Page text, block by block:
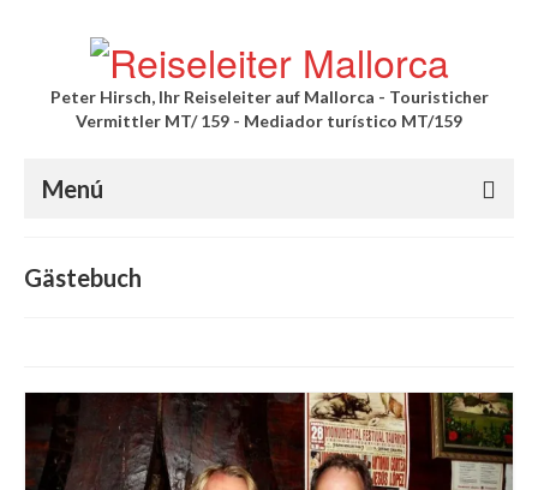
Peter Hirsch, Ihr Reiseleiter auf Mallorca - Touristicher
Vermittler MT/ 159 - Mediador turístico MT/159
Menú
Innenbesichtigung der Kathedrale
Private Kathedrale Führung
Gästebuch